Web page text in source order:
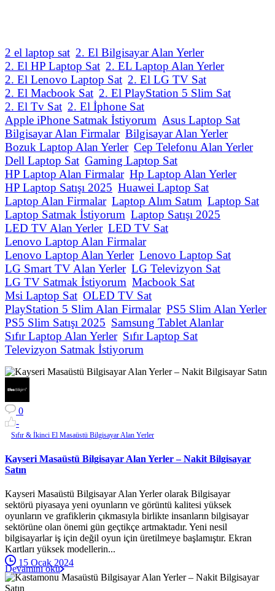
2 el laptop sat 2. El Bilgisayar Alan Yerler
2. El HP Laptop Sat 2. EL Laptop Alan Yerler
2. El Lenovo Laptop Sat 2. El LG TV Sat
2. El Macbook Sat 2. El PlayStation 5 Slim Sat
2. El Tv Sat 2. El İphone Sat
Apple iPhone Satmak İstiyorum Asus Laptop Sat
Bilgisayar Alan Firmalar Bilgisayar Alan Yerler
Bozuk Laptop Alan Yerler Cep Telefonu Alan Yerler
Dell Laptop Sat Gaming Laptop Sat
HP Laptop Alan Firmalar Hp Laptop Alan Yerler
HP Laptop Satışı 2025 Huawei Laptop Sat
Laptop Alan Firmalar Laptop Alım Satım Laptop Sat
Laptop Satmak İstiyorum Laptop Satışı 2025
LED TV Alan Yerler LED TV Sat
Lenovo Laptop Alan Firmalar
Lenovo Laptop Alan Yerler Lenovo Laptop Sat
LG Smart TV Alan Yerler LG Televizyon Sat
LG TV Satmak İstiyorum Macbook Sat
Msi Laptop Sat OLED TV Sat
PlayStation 5 Slim Alan Firmalar PS5 Slim Alan Yerler
PS5 Slim Satışı 2025 Samsung Tablet Alanlar
Sıfır Laptop Alan Yerler Sıfır Laptop Sat
Televizyon Satmak İstiyorum
0
-
Sıfır & İkinci El Masaüstü Bilgisayar Alan Yerler
Kayseri Masaüstü Bilgisayar Alan Yerler – Nakit Bilgisayar
Satın
Kayseri Masaüstü Bilgisayar Alan Yerler olarak Bilgisayar
sektörü piyasaya yeni oyunların ve görüntü kalitesi yüksek
oyunların ve grafiklerin çıkmasıyla birlikte insanların bilgisayar
sektörüne olan önemi gün geçtikçe artmaktadır. Yeni nesil
bilgisayarlar iş için değil oyun için üretilmeye başlamıştır. Ekran
Kartları yüksek modellerin...
15 Ocak 2024
Devamını oku